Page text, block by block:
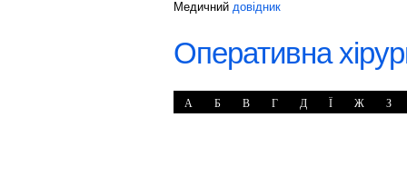
Медичнийдовідник
Оперативна
А Б В Г Д Ї Ж З